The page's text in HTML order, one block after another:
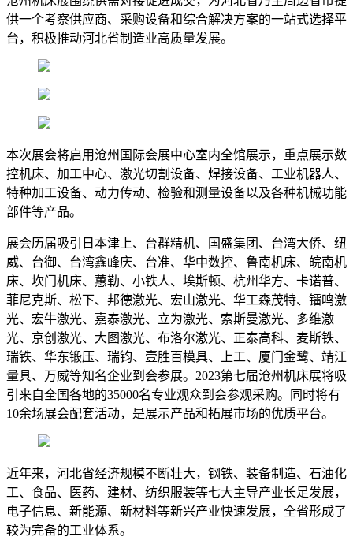
供一个考察供应商、采购设备和综合解决方案的一站式选择平
台，积极推动河北省制造业高质量发展。
本次展会将启用沧州国际会展中心室内全馆展示，重点展示数
控机床、加工中心、激光切割设备、焊接设备、工业机器人、
特种加工设备、动力传动、检验和测量设备以及各种机械功能
部件等产品。
展会历届吸引日本津上、台群精机、国盛集团、台湾大侨、纽
威、台御、台湾鑫峰庆、台准、华中数控、鲁南机床、皖南机
床、坎门机床、蕙勒、小铁人、埃斯顿、杭州华方、卡诺普、
菲尼克斯、松下、邦德激光、宏山激光、华工森茂特、镭鸣激
光、宏牛激光、嘉泰激光、立为激光、索斯曼激光、多维激
光、京创激光、大图激光、布洛尔激光、正泰高科、麦斯铁、
瑞铁、华东锻压、瑞钧、壹胜百模具、上工、厦门金鹭、靖江
量具、万威等知名企业到会参展。2023第七届沧州机床展将吸
引来自全国各地的35000名专业观众到会参观采购。同时将有
10余场展会配套活动，是展示产品和拓展市场的优质平台。
近年来，河北省经济规模不断壮大，钢铁、装备制造、石油化
工、食品、医药、建材、纺织服装等七大主导产业长足发展，
电子信息、新能源、新材料等新兴产业快速发展，全省形成了
较为完备的工业体系。